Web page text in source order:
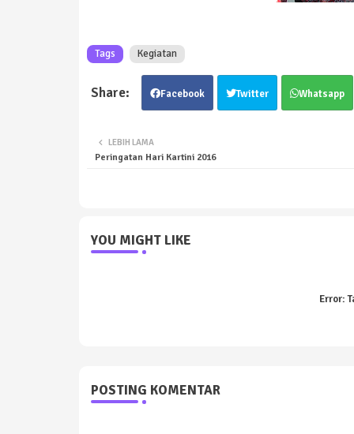
Tags Kegiatan
Facebook Twitter Whatsapp
LEBIH LAMA
Peringatan Hari Kartini 2016
YOU MIGHT LIKE
Error:
POSTING KOMENTAR